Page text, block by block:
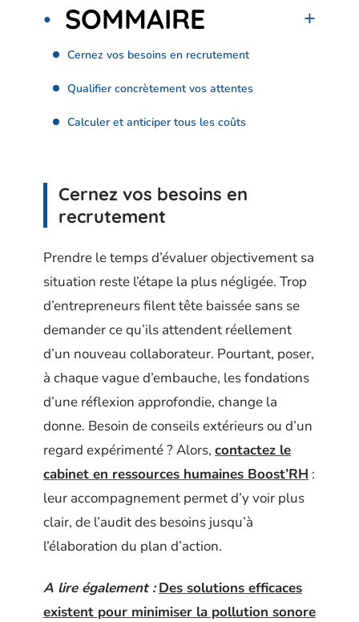
SOMMAIRE
Cernez vos besoins en recrutement
Qualifier concrètement vos attentes
Calculer et anticiper tous les coûts
Cernez vos besoins en
recrutement
Prendre le temps d’évaluer objectivement sa
situation reste l’étape la plus négligée. Trop
d’entrepreneurs filent tête baissée sans se
demander ce qu’ils attendent réellement
d’un nouveau collaborateur. Pourtant, poser,
à chaque vague d’embauche, les fondations
d’une réflexion approfondie, change la
donne. Besoin de conseils extérieurs ou d’un
regard expérimenté ? Alors, contactez le
cabinet en ressources humaines Boost’RH :
leur accompagnement permet d’y voir plus
clair, de l’audit des besoins jusqu’à
l’élaboration du plan d’action.
A lire également : Des solutions efficaces
existent pour minimiser la pollution sonore